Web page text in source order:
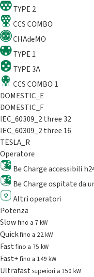
TYPE 2
CCS COMBO
CHAdeMO
TYPE 1
TYPE 3A
CCS COMBO 1
DOMESTIC_E
DOMESTIC_F
IEC_60309_2 three 32
IEC_60309_2 three 16
TESLA_R
Operatore
Be Charge accessibili
Be Charge ospitate da
Altri operatori
Potenza
Slowfino a 7 kW
Quickfino a 22 kW
Fastfino a 75 kW
Fast+fino a 149 kW
Ultrafast superiori a 150 kW